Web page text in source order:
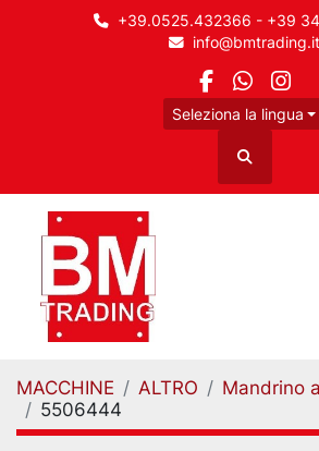
+39.0525.432366 - +39
info@bmtrading.it
facebook
Seleziona la lingua
Cerca
MACCHINE ALTRO
Mandrino
5506444